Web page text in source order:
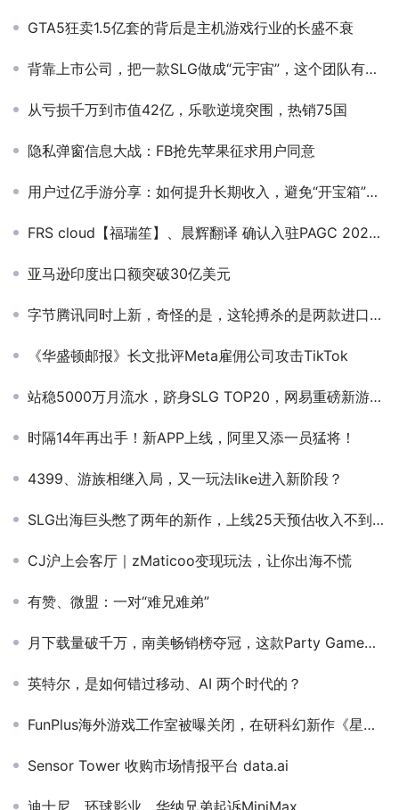
GTA5狂卖1.5亿套的背后是主机游戏行业的长盛不衰
背靠上市公司，把一款SLG做成“元宇宙”，这个团队有多敢？
从亏损千万到市值42亿，乐歌逆境突围，热销75国
隐私弹窗信息大战：FB抢先苹果征求用户同意
用户过亿手游分享：如何提升长期收入，避免“开宝箱”负面影响？
FRS cloud【福瑞笙】、晨辉翻译 确认入驻PAGC 2025丨第五届全球产品与增长展会！
亚马逊印度出口额突破30亿美元
字节腾讯同时上新，奇怪的是，这轮搏杀的是两款进口游戏
《华盛顿邮报》长文批评Meta雇佣公司攻击TikTok
站稳5000万月流水，跻身SLG TOP20，网易重磅新游下月决战全球！
时隔14年再出手！新APP上线，阿里又添一员猛将！
4399、游族相继入局，又一玩法like进入新阶段？
SLG出海巨头憋了两年的新作，上线25天预估收入不到百万
CJ沪上会客厅｜zMaticoo变现玩法，让你出海不慌
有赞、微盟：一对“难兄难弟”
月下载量破千万，南美畅销榜夺冠，这款Party Game手游海外火了？
英特尔，是如何错过移动、AI 两个时代的？
FunPlus海外游戏工作室被曝关闭，在研科幻新作《星脉》已取消
Sensor Tower 收购市场情报平台 data.ai